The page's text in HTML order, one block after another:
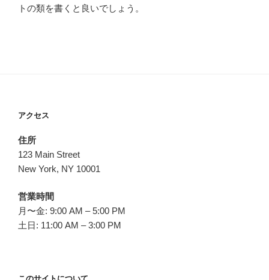
トの類を書くと良いでしょう。
アクセス
住所
123 Main Street
New York, NY 10001
営業時間
月〜金: 9:00 AM – 5:00 PM
土日: 11:00 AM – 3:00 PM